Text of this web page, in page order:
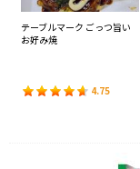
テーブルマーク ごっつ旨い
お好み焼
4.75